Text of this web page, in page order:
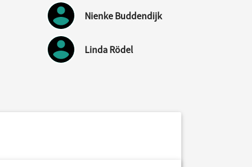
Nienke Buddendijk
Linda Rödel